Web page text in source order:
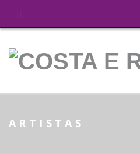
ARTISTAS